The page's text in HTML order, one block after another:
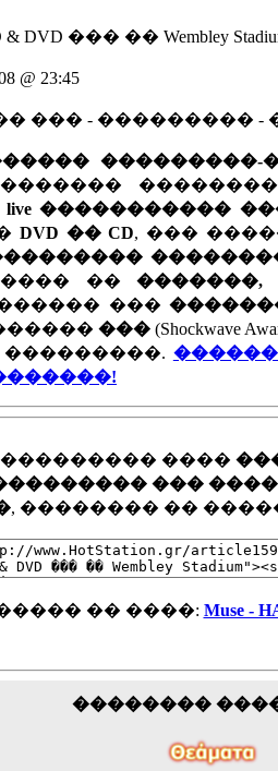
& DVD ��� �� Wembley
23:45
��� - ���������
���������-
����������� ���
DVD �� CD, ���
�� �������,
���
���
����
��� ����
, �������� ��
�� ����: Muse -
��������